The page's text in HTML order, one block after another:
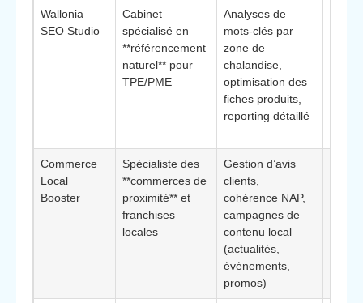
Wallonia
SEO Studio
Cabinet
spécialisé en
**référencement
naturel** pour
TPE/PME
Analyses de
mots-clés par
zone de
chalandise,
optimisation des
fiches produits,
reporting détaillé
Commerce
Local
Booster
Spécialiste des
**commerces de
proximité** et
franchises
locales
Gestion d’avis
clients,
cohérence NAP,
campagnes de
contenu local
(actualités,
événements,
promos)